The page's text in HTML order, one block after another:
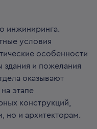
инжиниринга.
условия
особенности
здания и пожелания
оказывают
этапе
конструкций,
но и архитекторам.